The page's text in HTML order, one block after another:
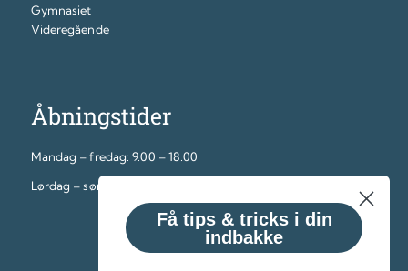
Gymnasiet
Videregående
Åbningstider
Mandag – fredag: 9.00 – 18.00
Lørdag – søndag: 12.00 – 16.00
Få tips & tricks i din
indbakke